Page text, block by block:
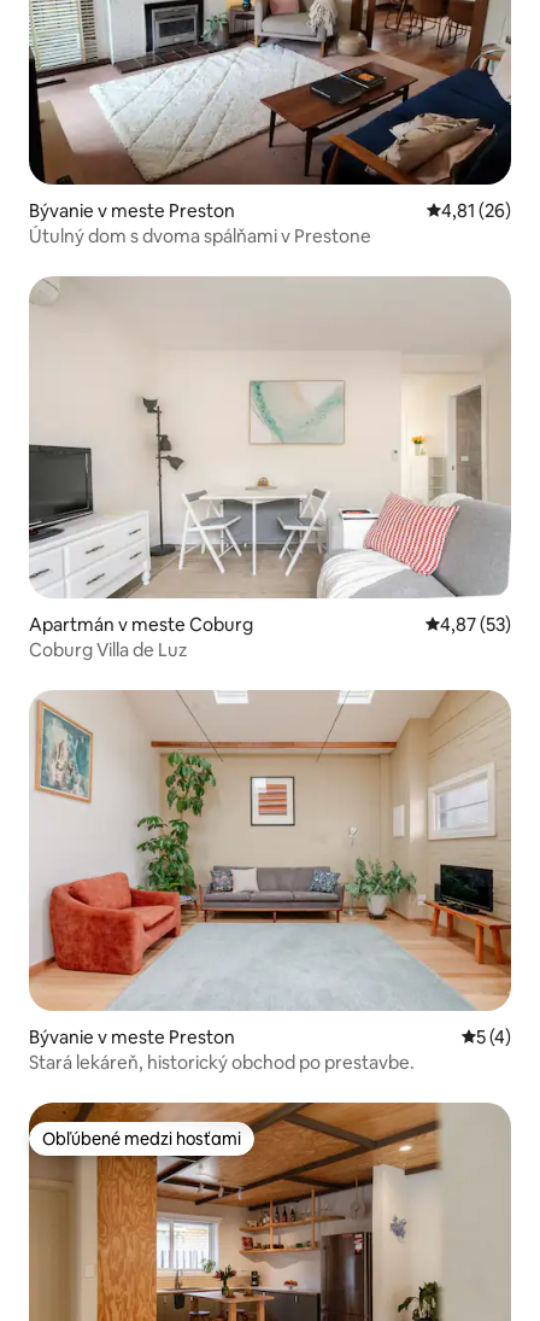
Bývanie v meste Preston Priemerné
4,81 (26)
Útulný dom s dvoma spálňami v Prestone
Apartmán v meste Coburg Priemerné
4,87 (53)
Coburg Villa de Luz
Bývanie v meste Preston
5 (4)
Stará lekáreň, historický obchod po prestavbe.
Obľúbené medzi hosťami
Obľúbené medzi hosťami